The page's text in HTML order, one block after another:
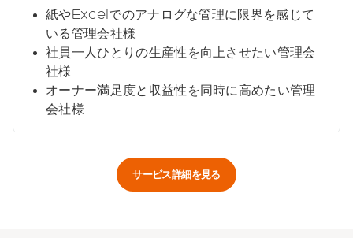
紙やExcelでのアナログな管理に限界を感じて
いる管理会社様
社員一人ひとりの生産性を向上させたい管理会
社様
オーナー満足度と収益性を同時に高めたい管理
会社様
サービス詳細を見る